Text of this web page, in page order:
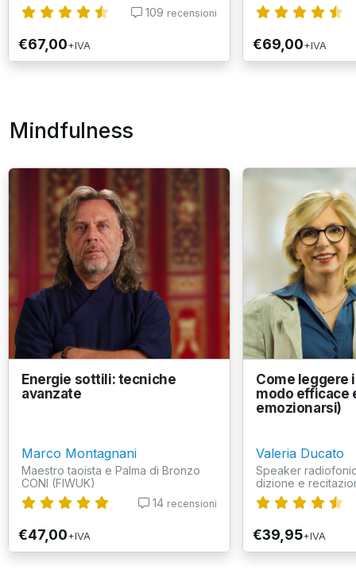
109 recensioni
€67,00+IVA €69,00+IVA
Mindfulness
Energie sottili: tecniche
avanzate
Marco Montagnani
Maestro taoista e Palma di Bronzo
CONI (FIWUK)
14 recensioni
€47,00+IVA
Come leggere
modo efficace
emozionarsi)
Valeria Ducato
Speaker
dizione e
€39,95+IVA